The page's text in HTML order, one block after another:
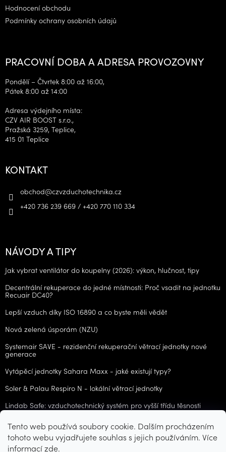
Tento web používá soubory cookie. Dalším procházením
tohoto webu vyjadřujete souhlas s jejich používáním. Více
informacízde.
Hodnocení obchodu
Podmínky ochrany osobních údajů
PRACOVNÍ DOBA A ADRESA PROVOZOVNY
Pondělí – Čtvrtek 8:00 až 16:00,
Pátek 8:00 až 14:00
Adresa výdejního místa:
CZV AIR BOOST s.r.o.,
Pražská 3259, Teplice,
415 01 Teplice
KONTAKT
obchod@czvzduchotechnika.cz
+420 736 239 669 / +420 770 110 334
NÁVODY A TIPY
Jak vybrat ventilátor do koupelny (2026): výkon, hlučnost, tipy
Decentrální rekuperace do jedné místnosti: Proč vsadit na jednotku
Recuair DC40?
Lepší vzduch díky ISO 16890 a co byste měli vědět
Nová zelená úsporám (NZU)
Systemair SAVE - rezidenční rekuperační větrací jednotky nové
generace
Vytápěcí jednotky Sahara Maxx - jaké existují typy?
Soler & Palau Respiro N - lokální větrací jednotky
Lindab Safe: vzduchotechnický systém pro vyšší třídu těsnosti
ARCHIV